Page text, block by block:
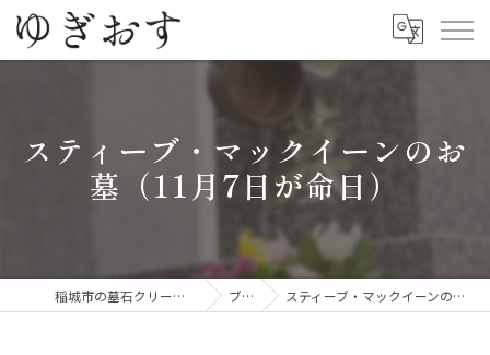
スティーブ・マックイーンのお
墓（11月7日が命日）
稲城市の墓石クリーニングならゆぎおす ブログ スティーブ・マックイーンのお墓（11月7日が命日）